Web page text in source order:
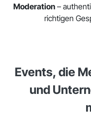
Moderation –
richtigen
Events, die
und